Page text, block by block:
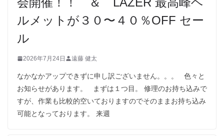
ルメットが３０〜４０％OFF セー
ル
2026年7月24日 遠藤 健太
なかなかアップできずに申し訳ございません。。。 色々と
お知らせがあります。 まずは１つ目。 修理のお持ち込みで
すが、作業も比較的空いておりますのでそのままお持ち込み
可能となっております。 来週